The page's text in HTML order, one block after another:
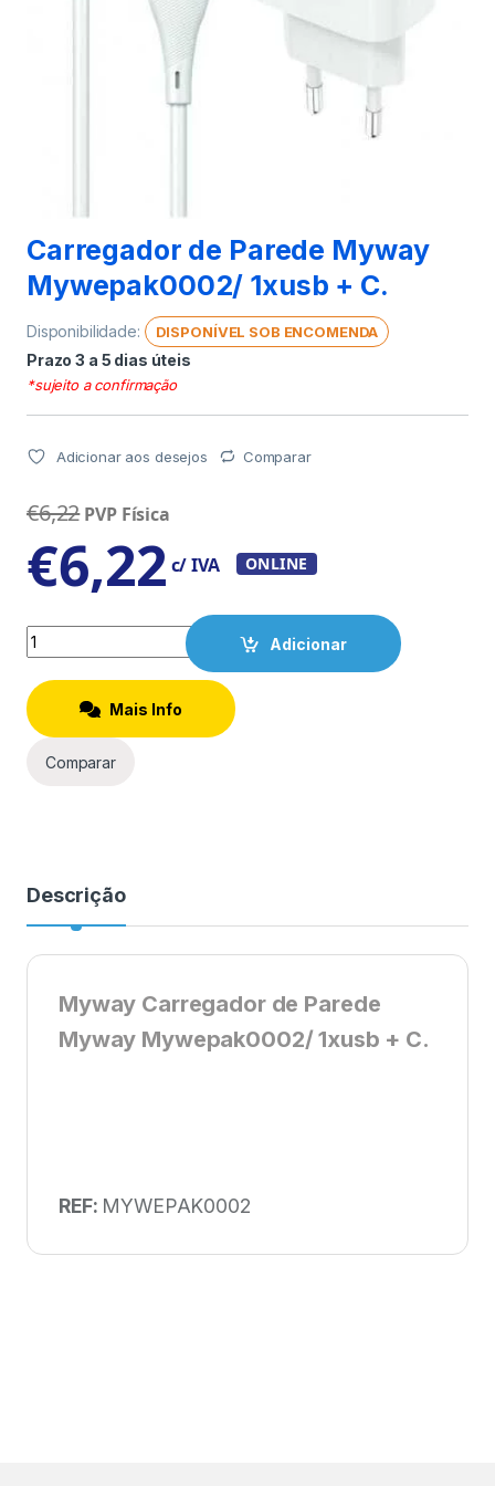
Carregador de Parede Myway
Mywepak0002/ 1xusb + C.
Disponibilidade: DISPONÍVEL SOB ENCOMENDA
Prazo 3 a 5 dias úteis
*sujeito a confirmação
Adicionar aos desejos Comparar
€6,22 PVP Física
€6,22 c/ IVA ONLINE
Quantity
Adicionar
Mais Info
Comparar
Descrição
Myway Carregador de Parede
Myway Mywepak0002/ 1xusb + C.
REF: MYWEPAK0002